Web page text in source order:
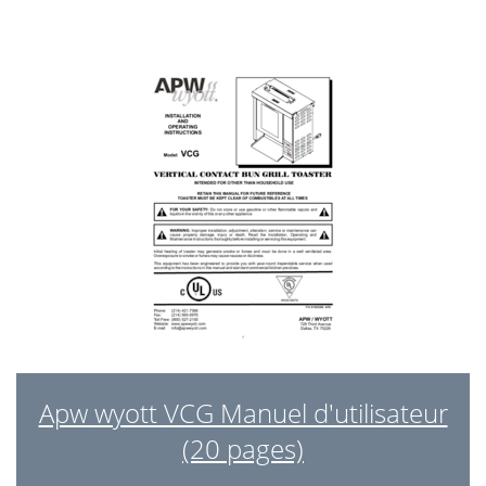
Apw wyott VCG Manuel d'utilisateur
(20 pages)